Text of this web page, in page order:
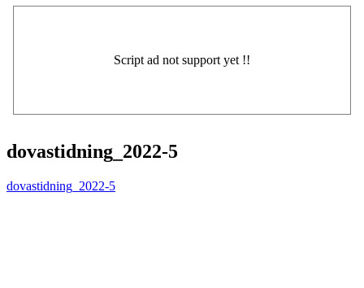
dovastidning_2022-5
dovastidning_2022-5